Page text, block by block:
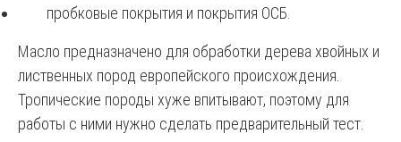
пробковые покрытия и покрытия ОСБ.
Масло предназначено для обработки дерева хвойных и
лиственных пород европейского происхождения.
Тропические породы хуже впитывают, поэтому для
работы с ними нужно сделать предварительный тест.